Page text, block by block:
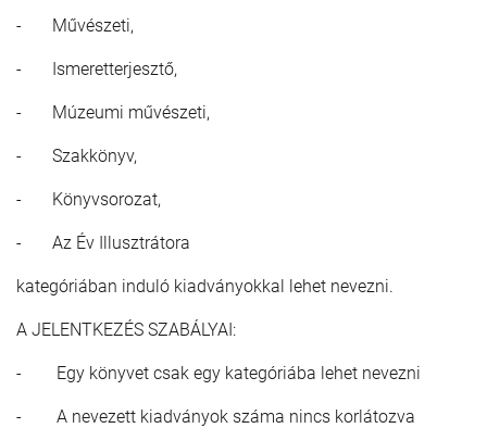
- Művészeti,
- Ismeretterjesztő,
- Múzeumi művészeti,
- Szakkönyv,
- Könyvsorozat,
- Az Év Illusztrátora
kategóriában induló kiadványokkal lehet nevezni.
A JELENTKEZÉS SZABÁLYAI:
- Egy könyvet csak egy kategóriába lehet nevezni
- A nevezett kiadványok száma nincs korlátozva